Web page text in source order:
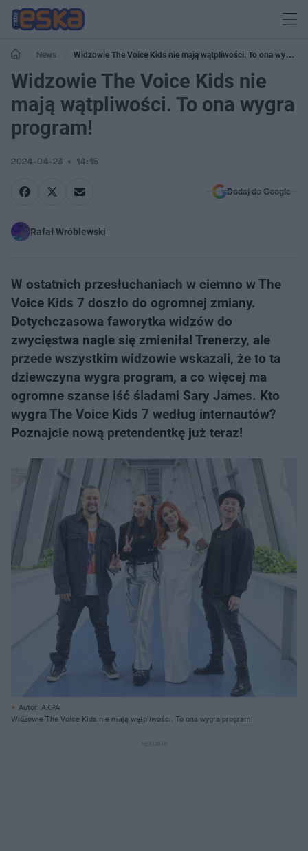
News
Widzowie The Voice Kids nie mają wątpliwości. To ona wygra
program!
Widzowie The Voice Kids nie
mają wątpliwości. To ona wygra
program!
2024-04-23 14:15
Dodaj do Google
Rafał Wróblewski
W ostatnich przesłuchaniach w ciemno w The
Voice Kids 7 doszło do ogromnej zmiany.
Dotychczasowa faworytka widzów do
zwycięstwa nagle się zmieniła! Trenerzy, ale
przede wszystkim widzowie wskazali, że to ta
dziewczyna wygra program, a co więcej ma
ogromne szanse iść śladami Sary James. Kto
wygra The Voice Kids 7 według internautów?
Poznajcie nową pretendentkę już teraz!
Autor: AKPA
Widzowie The Voice Kids nie mają wątpliwości. To ona wygra program!